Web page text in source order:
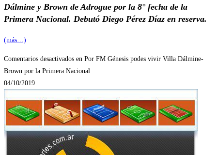
Dálmine y Brown de Adrogue por la 8° fecha de la
Primera Nacional. Debutó Diego Pérez Díaz en reserva.
(más…)
Comentarios desactivados en Por FM Génesis podes vivir Villa Dálmine-
Brown por la Primera Nacional
04/10/2019